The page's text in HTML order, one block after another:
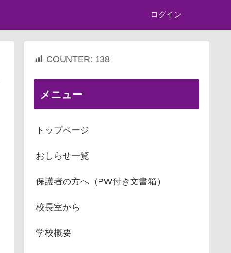
ログイン
COUNTER: 138
メニュー
トップページ
おしらせ一覧
保護者の方へ（PW付き文書箱）
校長室から
学校概要